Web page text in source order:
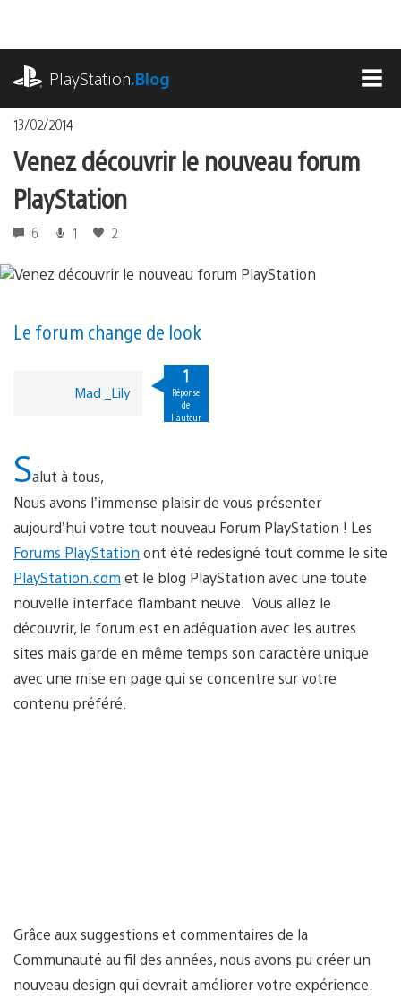
contenu
PlayStation.Blog
13/02/2014
Venez découvrir le nouveau forum
PlayStation
6 1 2
Le forum change de look
Mad _Lily
1
Réponse
de
l'auteur
Salut à tous,
Nous avons l’immense plaisir de vous présenter
aujourd’hui votre tout nouveau Forum PlayStation ! Les
Forums PlayStation ont été redesigné tout comme le site
PlayStation.com et le blog PlayStation avec une toute
nouvelle interface flambant neuve. Vous allez le
découvrir, le forum est en adéquation avec les autres
sites mais garde en même temps son caractère unique
avec une mise en page qui se concentre sur votre
contenu préféré.
Grâce aux suggestions et commentaires de la
Communauté au fil des années, nous avons pu créer un
nouveau design qui devrait améliorer votre expérience.